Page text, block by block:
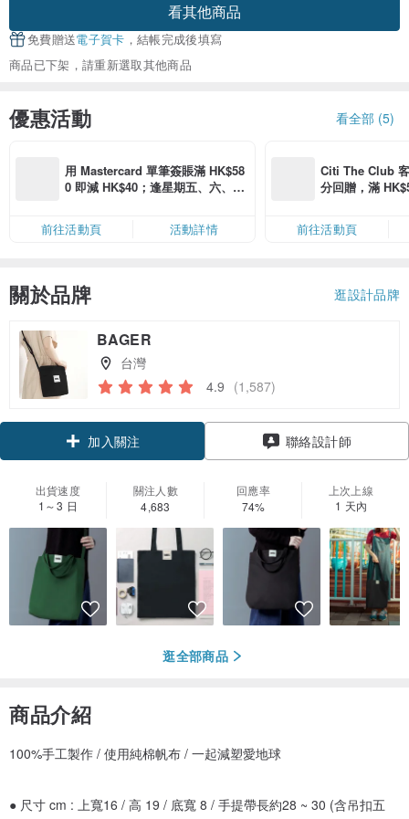
看其他商品
免費贈送電子賀卡 ，結帳完成後填寫
商品已下架，請重新選取其他商品
優惠活動 看全部 (5)
用 Mastercard 單筆簽賬滿 HK$58
0 即減 HK$40；逢星期五、六、日
限，額滿即止，僅限「常用信用
卡」結帳）
前往活動頁 活動詳情
Citi The Club
分回贈，滿
前往活動頁
關於品牌 逛設計品牌
BAGER
台灣
4.9 (1,587)
加入關注 聯絡設計師
出貨速度
1～3 日
關注人數
4,683
回應率
74%
上次上線
1 天內
逛全部商品
商品介紹
100%手工製作 / 使用純棉帆布 / 一起減塑愛地球
● 尺寸 cm : 上寬16 / 高 19 / 底寬 8 / 手提帶長約28 ~ 30 (含吊扣五